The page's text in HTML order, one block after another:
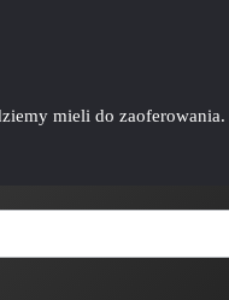
mieli do zaoferowania.